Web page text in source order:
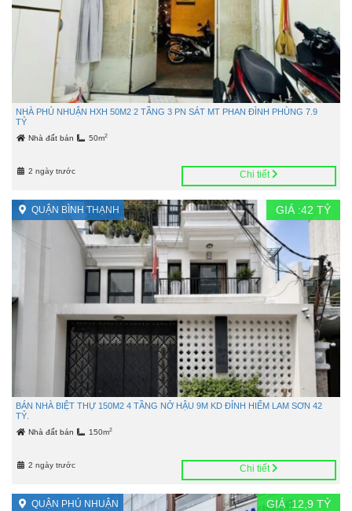
NHÀ PHÚ NHUẬN HXH 50M2 2 TẦNG 3 PN SÁT MT PHAN ĐÌNH PHÙNG 7.9
TỶ
Nhà đất bán 50m2
2 ngày trước Chi tiết
QUẬN BÌNH THẠNH GIÁ :42 TỶ
BÁN NHÀ BIỆT THỰ 150M2 4 TẦNG NỞ HẬU 9M KD ĐỈNH HIẾM LAM SƠN 42
TỶ.
Nhà đất bán 150m2
2 ngày trước Chi tiết
QUẬN PHÚ NHUẬN GIÁ :12,9 TỶ